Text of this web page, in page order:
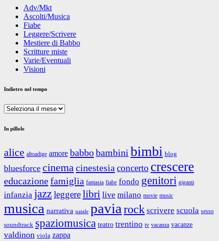
Adv/Mkt
Ascolti/Musica
Fiabe
Leggere/Scrivere
Mestiere di Babbo
Scritture miste
Varie/Eventuali
Visioni
Indietro nel tempo
Indietro
tempo
In pillole
alice altoadige amore babbobambini bimbi blog
bluesforce cinemacinestesia concerto crescere
educazionefamiglia fantasia fiabe fondo genitori giganti
infanzia jazzleggerelibri live milano movie music
musica narrativa natale pavia rock scrivere scuola sesso
soundtrack spaziomusica teatro trentino tv vacanza vacanze
valdinon viola zappa